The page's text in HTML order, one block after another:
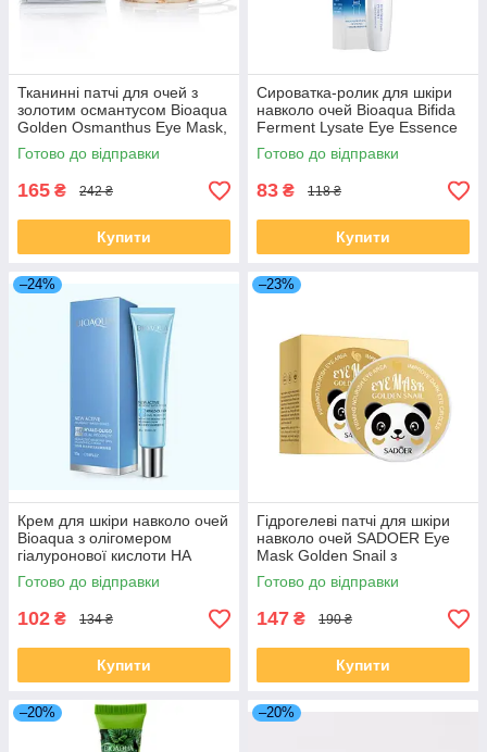
Тканинні патчі для очей з
золотим османтусом Bioaqua
Golden Osmanthus Eye Mask,
80 штук
Готово до відправки
165 ₴ 242 ₴
Купити
Сироватка-ролик для шкіри
навколо очей Bioaqua Bifida
Ferment Lysate Eye Essence
із лізатом біфідобактерій, 15
мл
Готово до відправки
83 ₴ 118 ₴
Купити
–24%
Крем для шкіри навколо очей
Bioaqua з олігомером
гіалуронової кислоти НА
Hyalo-Oligo Dual Recovery
Cream, 20г
Готово до відправки
102 ₴ 134 ₴
Купити
–23%
Гідрогелеві патчі для шкіри
навколо очей SADOER Eye
Mask Golden Snail з
екстрактом золотого равлика,
60 шт
Готово до відправки
147 ₴ 190 ₴
Купити
–20% –20%